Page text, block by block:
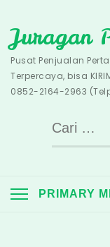
to
content
Juragan
Pusat Penjualan
Terpercaya, bisa
0852-2164-2963
Cari
untuk:
PRIMARY